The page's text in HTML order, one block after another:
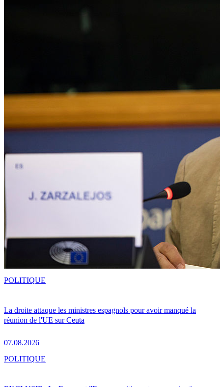
La droite attaque les ministres espagnols pour avoir manqué la
réunion de l'UE sur Ceuta
07.08.2026
POLITIQUE
POLITIQUE